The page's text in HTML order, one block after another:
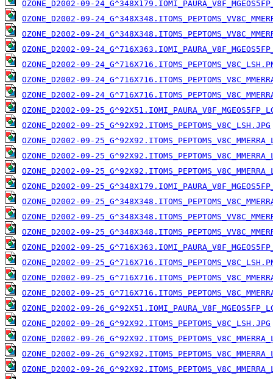
OZONE_D2002-09-
OZONE_D2002-09-
OZONE_D2002-09-
OZONE_D2002-09-
OZONE_D2002-09-
OZONE_D2002-09-
OZONE_D2002-09-
OZONE_D2002-09-
OZONE_D2002-09-25_G^92X92.ITOMS_PEPTOMS_V8C_LSH.JPG
OZONE_D2002-09-
OZONE_D2002-09-
OZONE_D2002-09-
OZONE_D2002-09-
OZONE_D2002-09-
OZONE_D2002-09-
OZONE_D2002-09-
OZONE_D2002-09-
OZONE_D2002-09-
OZONE_D2002-09-
OZONE_D2002-09-
OZONE_D2002-09-
OZONE_D2002-09-26_G^92X92.ITOMS_PEPTOMS_V8C_LSH.JPG
OZONE_D2002-09-
OZONE_D2002-09-
OZONE_D2002-09-